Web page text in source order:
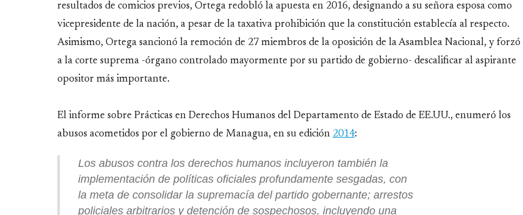
resultados de comicios previos, Ortega redobló la apuesta en 2016, designando a su señora esposa como
vicepresidente de la nación, a pesar de la taxativa prohibición que la constitución establecía al respecto.
Asimismo, Ortega sancionó la remoción de 27 miembros de la oposición de la Asamblea Nacional, y forzó
a la corte suprema -órgano controlado mayormente por su partido de gobierno- descalificar al aspirante
opositor más importante.
El informe sobre Prácticas en Derechos Humanos del Departamento de Estado de EE.UU., enumeró los
abusos acometidos por el gobierno de Managua, en su edición 2014:
Los abusos contra los derechos humanos incluyeron también la
implementación de políticas oficiales profundamente sesgadas, con
la meta de consolidar la supremacía del partido gobernante; arrestos
policiales arbitrarios y detención de sospechosos, incluyendo una